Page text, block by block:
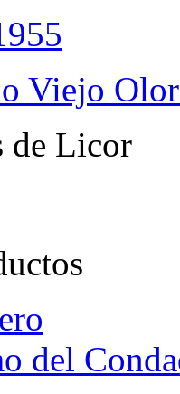
Viejo
de Licor
del